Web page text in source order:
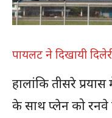
पायलट ने दिखायी
हालांकि तीसरे
के साथ प्लेन को रनवे